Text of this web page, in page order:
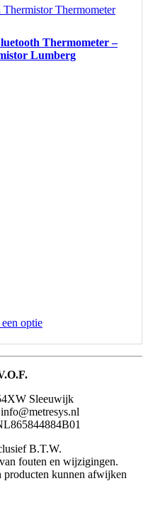
Thermometer –
Lumberg
optie
Sleeuwijk
B.T.W.
fouten en wijzigingen.
kunnen afwijken